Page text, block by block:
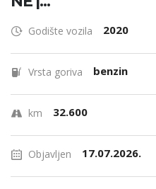
Godište vozila 2020
Vrsta goriva benzin
km 32.600
Objavljen 17.07.2026.